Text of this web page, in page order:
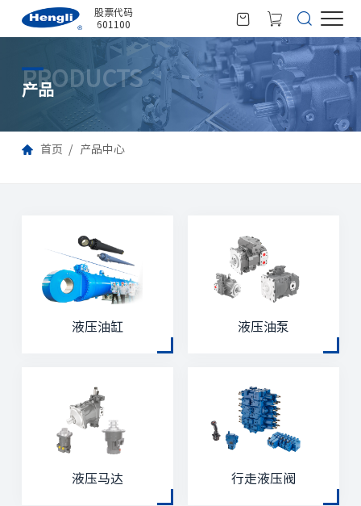
股票代码
601100
PRODUCTS
产品
首页 产品中心
液压油缸 液压油泵
液压马达 行走液压阀